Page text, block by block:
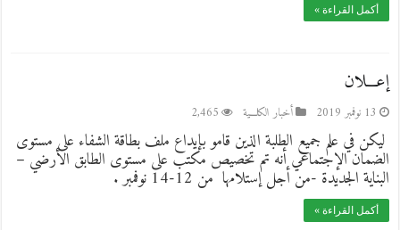
أكمل القراءة »
إعـــلان
13 نوفمبر 2019 أخبار الكلـــية 2,465
ليكن في علم جميع الطلبة الذين قامو بإيداع ملف بطاقة الشفاء على مستوى
الضمان الإجتماعي أنه تم تخصيص مكتب على مستوى الطابق الأرضي –
البناية الجديدة -من أجل إستلامها من 12-14 نوفمبر .
أكمل القراءة »